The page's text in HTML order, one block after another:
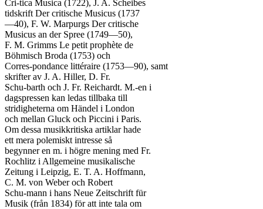
Cri-tica Musica (1722), J. A. Scheibes
tidskrift Der critische Musicus (1737
—40), F. W. Marpurgs Der critische
Musicus an der Spree (1749—50),
F. M. Grimms Le petit prophète de
Böhmisch Broda (1753) och
Corres-pondance littéraire (1753—90), samt
skrifter av J. A. Hiller, D. Fr.
Schu-barth och J. Fr. Reichardt. M.-en i
dagspressen kan ledas tillbaka till
stridigheterna om Händel i London
och mellan Gluck och Piccini i Paris.
Om dessa musikkritiska artiklar hade
ett mera polemiskt intresse så
begynner en m. i högre mening med Fr.
Rochlitz i Allgemeine musikalische
Zeitung i Leipzig, E. T. A. Hoffmann,
C. M. von Weber och Robert
Schu-mann i hans Neue Zeitschrift für
Musik (från 1834) för att inte tala om